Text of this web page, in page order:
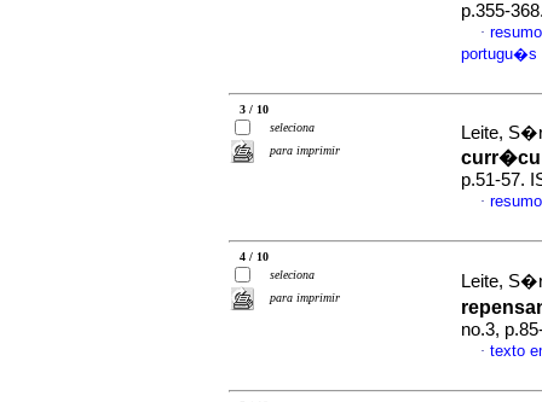
p.355-
·
portugu�s
3 / 10
seleciona
para imprimir
Leite,
p.51-57.
·
4 / 10
seleciona
para imprimir
Leite,
no.3,
· texto